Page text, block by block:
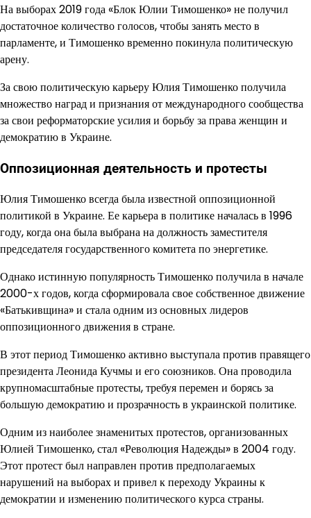
На выборах 2019 года «Блок Юлии Тимошенко» не получил
достаточное количество голосов, чтобы занять место в
парламенте, и Тимошенко временно покинула политическую
арену.
За свою политическую карьеру Юлия Тимошенко получила
множество наград и признания от международного сообщества
за свои реформаторские усилия и борьбу за права женщин и
демократию в Украине.
Оппозиционная деятельность и протесты
Юлия Тимошенко всегда была известной оппозиционной
политикой в Украине. Ее карьера в политике началась в 1996
году, когда она была выбрана на должность заместителя
председателя государственного комитета по энергетике.
Однако истинную популярность Тимошенко получила в начале
2000-х годов, когда сформировала свое собственное движение
«Батькивщина» и стала одним из основных лидеров
оппозиционного движения в стране.
В этот период Тимошенко активно выступала против правящего
президента Леонида Кучмы и его союзников. Она проводила
крупномасштабные протесты, требуя перемен и борясь за
большую демократию и прозрачность в украинской политике.
Одним из наиболее знаменитых протестов, организованных
Юлией Тимошенко, стал «Революция Надежды» в 2004 году.
Этот протест был направлен против предполагаемых
нарушений на выборах и привел к переходу Украины к
демократии и изменению политического курса страны.